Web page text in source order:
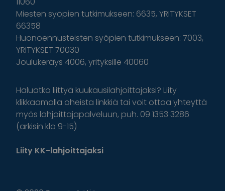
Miesten syöpien tutkimukseen: 6635, YRITYKSET
66358
Huonoennusteisten syöpien tutkimukseen: 7003,
YRITYKSET 70030
Joulukeräys 4006, yrityksille 40060
Haluatko liittyä kuukausilahjoittajaksi? Liity
klikkaamalla oheista linkkiä tai voit ottaa yhteyttä
myös lahjoittajapalveluun, puh. 09 1353 3286
(arkisin klo 9-15)
Liity KK-lahjoittajaksi